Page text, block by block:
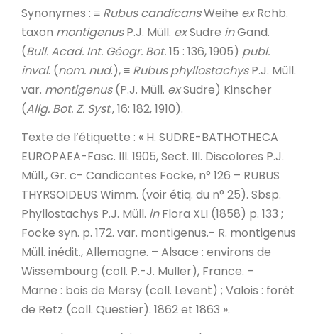
Synonymes : ≡ Rubus candicansWeihe exRchb.
taxon montigenusP.J. Müll. exSudre inGand.
(Bull. Acad. Int. Géogr. Bot.15 : 136, 1905) publ.
inval. (nom. nud.), ≡ Rubus phyllostachysP.J. Müll.
var. montigenus(P.J. Müll. exSudre) Kinscher
(Allg. Bot. Z. Syst., 16: 182, 1910).
Texte de l’étiquette : « H. SUDRE-BATHOTHECA
EUROPAEA-Fasc. III. 1905, Sect. III. Discolores P.J.
Müll., Gr. c- Candicantes Focke, n° 126 – RUBUS
THYRSOIDEUS Wimm. (voir étiq. du n° 25). Sbsp.
Phyllostachys P.J. Müll. inFlora XLI (1858) p. 133 ;
Focke syn. p. 172. var. montigenus.- R. montigenus
Müll. inédit., Allemagne. – Alsace : environs de
Wissembourg (coll. P.-J. Müller), France. –
Marne : bois de Mersy (coll. Levent) ; Valois : forêt
de Retz (coll. Questier). 1862 et 1863 ».